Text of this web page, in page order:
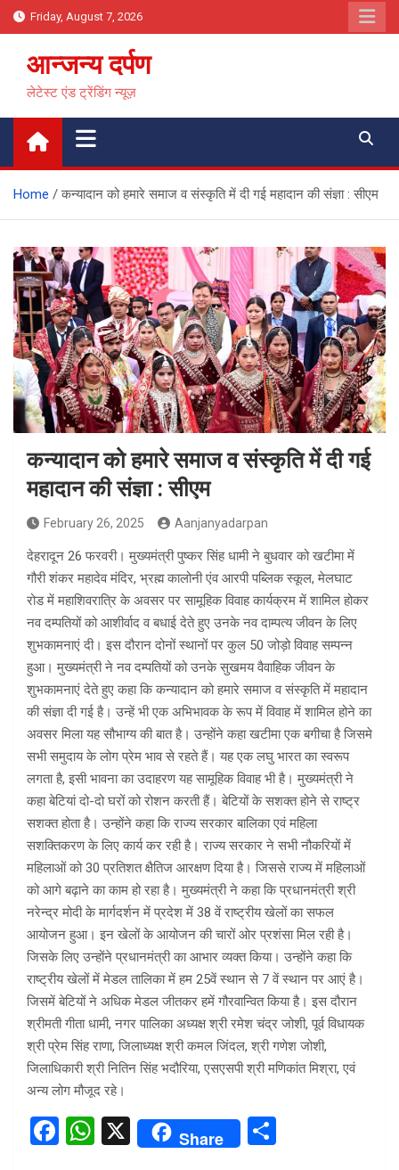
Skip
to
content
Friday, August 7, 2026
आन्जन्य दर्पण
लेटेस्ट एंड ट्रेंडिंग न्यूज़
Home कन्यादान को हमारे समाज व संस्कृति में दी गई महादान की संज्ञा : सीएम
कन्यादान को हमारे समाज व संस्कृति में दी गई
महादान की संज्ञा : सीएम
February 26, 2025 Aanjanyadarpan
देहरादून 26 फरवरी। मुख्यमंत्री पुष्कर सिंह धामी ने बुधवार को खटीमा में
गौरी शंकर महादेव मंदिर, भ्रह्म कालोनी एंव आरपी पब्लिक स्कूल, मेलघाट
रोड में महाशिवरात्रि के अवसर पर सामूहिक विवाह कार्यक्रम में शामिल होकर
नव दम्पतियों को आशीर्वाद व बधाई देते हुए उनके नव दाम्पत्य जीवन के लिए
शुभकामनाएं दी। इस दौरान दोनों स्थानों पर कुल 50 जोड़ो विवाह सम्पन्न
हुआ। मुख्यमंत्री ने नव दम्पतियों को उनके सुखमय वैवाहिक जीवन के
शुभकामनाएं देते हुए कहा कि कन्यादान को हमारे समाज व संस्कृति में महादान
की संज्ञा दी गई है। उन्हें भी एक अभिभावक के रूप में विवाह में शामिल होने का
अवसर मिला यह सौभाग्य की बात है। उन्होंने कहा खटीमा एक बगीचा है जिसमे
सभी समुदाय के लोग प्रेम भाव से रहते हैं। यह एक लघु भारत का स्वरूप
लगता है, इसी भावना का उदाहरण यह सामूहिक विवाह भी है। मुख्यमंत्री ने
कहा बेटियां दो-दो घरों को रोशन करती हैं। बेटियों के सशक्त होने से राष्ट्र
सशक्त होता है। उन्होंने कहा कि राज्य सरकार बालिका एवं महिला
सशक्तिकरण के लिए कार्य कर रही है। राज्य सरकार ने सभी नौकरियों में
महिलाओं को 30 प्रतिशत क्षैतिज आरक्षण दिया है। जिससे राज्य में महिलाओं
को आगे बढ़ाने का काम हो रहा है। मुख्यमंत्री ने कहा कि प्रधानमंत्री श्री
नरेन्द्र मोदी के मार्गदर्शन में प्रदेश में 38 वें राष्ट्रीय खेलों का सफल
आयोजन हुआ। इन खेलों के आयोजन की चारों ओर प्रशंसा मिल रही है।
जिसके लिए उन्होंने प्रधानमंत्री का आभार व्यक्त किया। उन्होंने कहा कि
राष्ट्रीय खेलों में मेडल तालिका में हम 25वें स्थान से 7 वें स्थान पर आएं है।
जिसमें बेटियों ने अधिक मेडल जीतकर हमें गौरवान्वित किया है। इस दौरान
श्रीमती गीता धामी, नगर पालिका अध्यक्ष श्री रमेश चंद्र जोशी, पूर्व विधायक
श्री प्रेम सिंह राणा, जिलाध्यक्ष श्री कमल जिंदल, श्री गणेश जोशी,
जिलाधिकारी श्री नितिन सिंह भदौरिया, एसएसपी श्री मणिकांत मिश्रा, एवं
अन्य लोग मौजूद रहे।
F
W X Share